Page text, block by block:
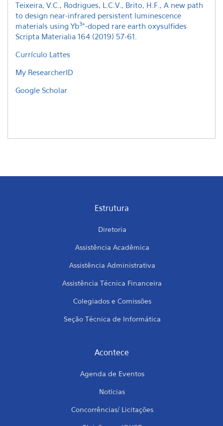
Teixeira, V.C., Rodrigues, L.C.V., Brito, H.F., A new path
to design near-infrared persistent luminescence
materials using Yb3+-doped rare earth oxysulfides
Scripta Materialia 164 (2019) 57-61.
Currículo Lattes
My ResearcherID
Google Scholar
Estrutura
Diretoria
Assistência Acadêmica
Assistência Administrativa
Assistência Técnica Financeira
Colegiados e Comissões
Seção Técnica de Informática
Acontece
Agenda de Eventos
Notícias
Concorrências/ Licitações